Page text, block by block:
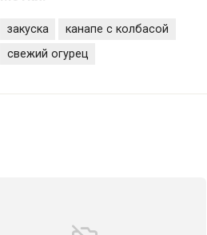
закуска
канапе с колбасой
свежий огурец